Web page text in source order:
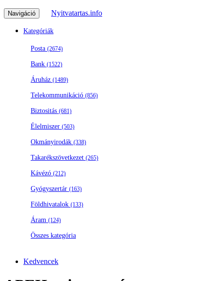
Navigáció Nyitvatartas.info
Kategóriák
Posta (2674)
Bank (1522)
Áruház (1489)
Telekommunikáció (856)
Biztositás (681)
Élelmiszer (503)
Okmányirodák (338)
Takarékszövetkezet (265)
Kávézó (212)
Gyógyszertár (163)
Földhivatalok (133)
Áram (124)
Összes kategória
Kedvencek